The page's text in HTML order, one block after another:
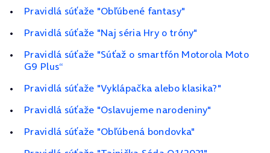
Pravidlá súťaže "Obľúbené fantasy"
Pravidlá súťaže "Naj séria Hry o tróny"
Pravidlá súťaže "Súťaž o smartfón Motorola Moto
G9 Plus“
Pravidlá súťaže "Vyklápačka alebo klasika?"
Pravidlá súťaže "Oslavujeme narodeniny"
Pravidlá súťaže "Obľúbená bondovka"